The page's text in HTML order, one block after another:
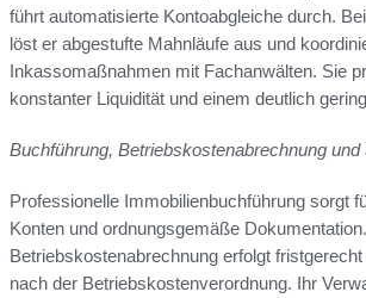
führt automatisierte Kontoabgleiche durch.
löst er abgestufte Mahnläufe aus und
Inkassomaßnahmen mit Fachanwälten. Sie
konstanter Liquidität und einem deutlich
Buchführung, Betriebskostenabrechnung
Professionelle Immobilienbuchführung sorgt
Konten und ordnungsgemäße
Betriebskostenabrechnung erfolgt
nach der Betriebskostenverordnung. Ihr